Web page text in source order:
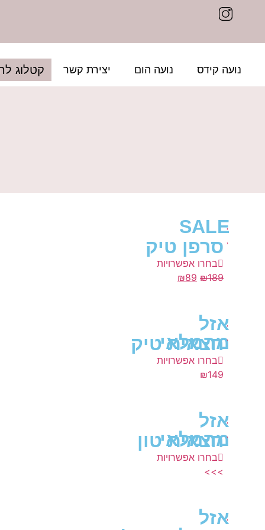
נועה קידס נועה הום יצירת קשר קטלוג
SALE
סרפן טיק
בחרו אפשרויות
₪189
₪89
חצאית טיק
בחרו אפשרויות
₪149
אזל
מהמלאי
חצאית טון
בחרו אפשרויות
>>>
אזל
מהמלאי
אזל